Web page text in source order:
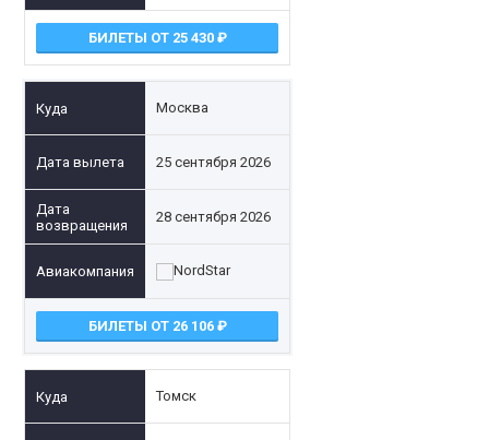
БИЛЕТЫ ОТ 25 430
Москва
25 сентября 2026
28 сентября 2026
БИЛЕТЫ ОТ 26 106
Томск